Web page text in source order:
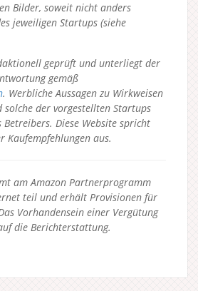
Bilder, soweit nicht anders
jeweiligen Startups (siehe
geprüft und unterliegt der
gemäß
. Werbliche Aussagen zu Wirkweisen
solche der vorgestellten Startups
Betreibers. Diese Website spricht
Kaufempfehlungen aus.
am Amazon Partnerprogramm
teil und erhält Provisionen für
Vorhandensein einer Vergütung
die Berichterstattung.